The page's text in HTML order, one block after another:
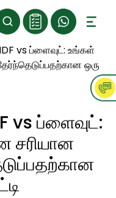
vs ப்ளைவுட்: உங்கள்
ஒரு
vs ப்ளைவுட்:
சரியான